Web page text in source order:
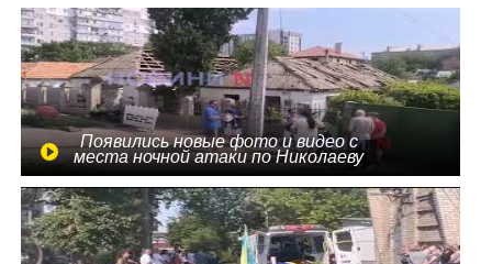
Появились новые фото и видео с
места ночной атаки по Николаеву